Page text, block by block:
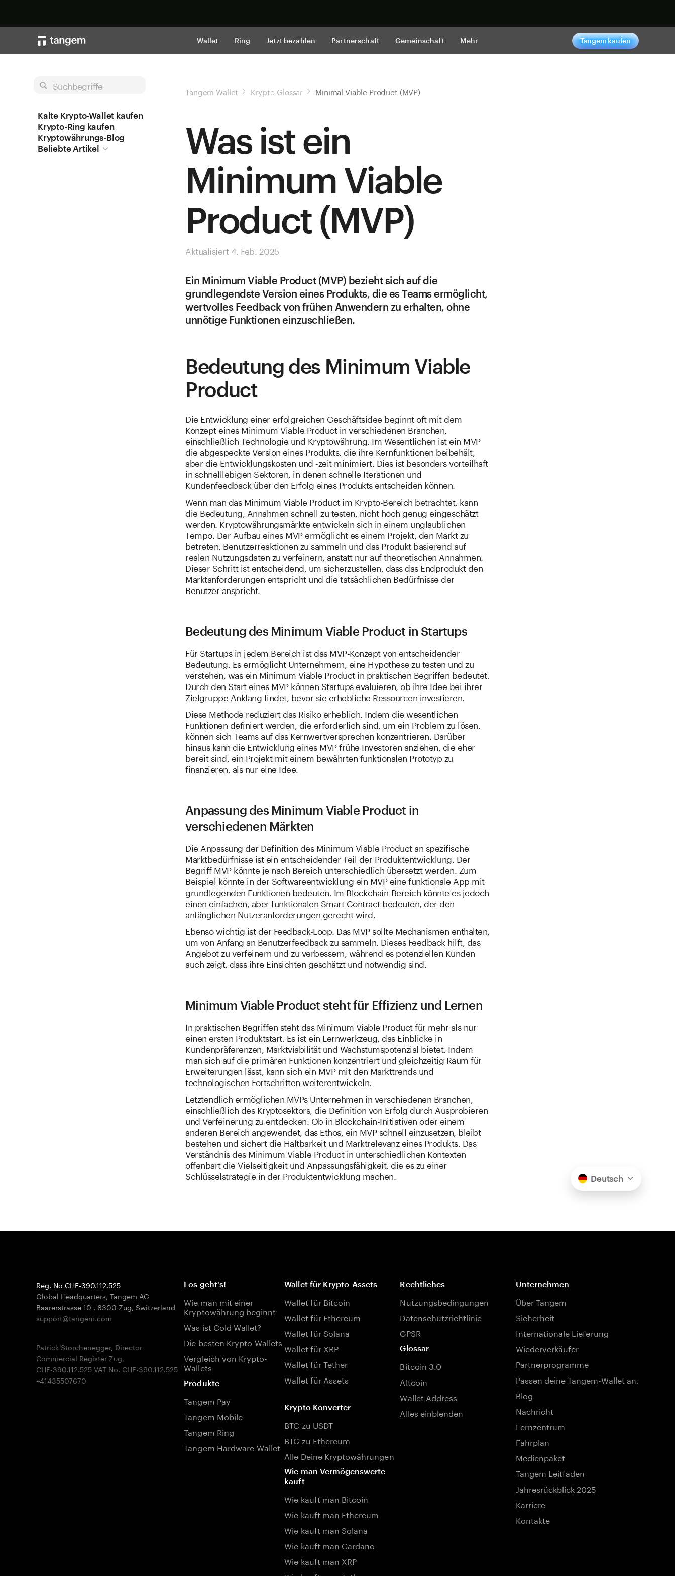
Wallet Ring Jetzt bezahlen Partnerschaft Gemeinschaft Mehr Tangem kaufen
Suchbegriffe
Kalte Krypto-Wallet kaufen
Krypto-Ring kaufen
Kryptowährungs-Blog
Beliebte Artikel
Tangem Wallet Krypto-Glossar Minimal Viable Product (MVP)
Was ist ein
Minimum Viable
Product (MVP)
Aktualisiert 4. Feb. 2025
Ein Minimum Viable Product (MVP) bezieht sich auf die
grundlegendste Version eines Produkts, die es Teams ermöglicht,
wertvolles Feedback von frühen Anwendern zu erhalten, ohne
unnötige Funktionen einzuschließen.
Bedeutung des Minimum Viable
Product
Die Entwicklung einer erfolgreichen Geschäftsidee beginnt oft mit dem
Konzept eines Minimum Viable Product in verschiedenen Branchen,
einschließlich Technologie und Kryptowährung. Im Wesentlichen ist ein MVP
die abgespeckte Version eines Produkts, die ihre Kernfunktionen beibehält,
aber die Entwicklungskosten und -zeit minimiert. Dies ist besonders vorteilhaft
in schnelllebigen Sektoren, in denen schnelle Iterationen und
Kundenfeedback über den Erfolg eines Produkts entscheiden können.
Wenn man das Minimum Viable Product im Krypto-Bereich betrachtet, kann
die Bedeutung, Annahmen schnell zu testen, nicht hoch genug eingeschätzt
werden. Kryptowährungsmärkte entwickeln sich in einem unglaublichen
Tempo. Der Aufbau eines MVP ermöglicht es einem Projekt, den Markt zu
betreten, Benutzerreaktionen zu sammeln und das Produkt basierend auf
realen Nutzungsdaten zu verfeinern, anstatt nur auf theoretischen Annahmen.
Dieser Schritt ist entscheidend, um sicherzustellen, dass das Endprodukt den
Marktanforderungen entspricht und die tatsächlichen Bedürfnisse der
Benutzer anspricht.
Bedeutung des Minimum Viable Product in Startups
Für Startups in jedem Bereich ist das MVP-Konzept von entscheidender
Bedeutung. Es ermöglicht Unternehmern, eine Hypothese zu testen und zu
verstehen, was ein Minimum Viable Product in praktischen Begriffen bedeutet.
Durch den Start eines MVP können Startups evaluieren, ob ihre Idee bei ihrer
Zielgruppe Anklang findet, bevor sie erhebliche Ressourcen investieren.
Diese Methode reduziert das Risiko erheblich. Indem die wesentlichen
Funktionen definiert werden, die erforderlich sind, um ein Problem zu lösen,
können sich Teams auf das Kernwertversprechen konzentrieren. Darüber
hinaus kann die Entwicklung eines MVP frühe Investoren anziehen, die eher
bereit sind, ein Projekt mit einem bewährten funktionalen Prototyp zu
finanzieren, als nur eine Idee.
Anpassung des Minimum Viable Product in
verschiedenen Märkten
Die Anpassung der Definition des Minimum Viable Product an spezifische
Marktbedürfnisse ist ein entscheidender Teil der Produktentwicklung. Der
Begriff MVP könnte je nach Bereich unterschiedlich übersetzt werden. Zum
Beispiel könnte in der Softwareentwicklung ein MVP eine funktionale App mit
grundlegenden Funktionen bedeuten. Im Blockchain-Bereich könnte es jedoch
einen einfachen, aber funktionalen Smart Contract bedeuten, der den
anfänglichen Nutzeranforderungen gerecht wird.
Ebenso wichtig ist der Feedback-Loop. Das MVP sollte Mechanismen enthalten,
um von Anfang an Benutzerfeedback zu sammeln. Dieses Feedback hilft, das
Angebot zu verfeinern und zu verbessern, während es potenziellen Kunden
auch zeigt, dass ihre Einsichten geschätzt und notwendig sind.
Minimum Viable Product steht für Effizienz und Lernen
In praktischen Begriffen steht das Minimum Viable Product für mehr als nur
einen ersten Produktstart. Es ist ein Lernwerkzeug, das Einblicke in
Kundenpräferenzen, Marktviabilität und Wachstumspotenzial bietet. Indem
man sich auf die primären Funktionen konzentriert und gleichzeitig Raum für
Erweiterungen lässt, kann sich ein MVP mit den Markttrends und
technologischen Fortschritten weiterentwickeln.
Letztendlich ermöglichen MVPs Unternehmen in verschiedenen Branchen,
einschließlich des Kryptosektors, die Definition von Erfolg durch Ausprobieren
und Verfeinerung zu entdecken. Ob in Blockchain-Initiativen oder einem
anderen Bereich angewendet, das Ethos, ein MVP schnell einzusetzen, bleibt
bestehen und sichert die Haltbarkeit und Marktrelevanz eines Produkts. Das
Verständnis des Minimum Viable Product in unterschiedlichen Kontexten
offenbart die Vielseitigkeit und Anpassungsfähigkeit, die es zu einer
Schlüsselstrategie in der Produktentwicklung machen.
Deutsch
Reg. No CHE-390.112.525
Global Headquarters, Tangem AG
Baarerstrasse 10 , 6300 Zug, Switzerland
support@tangem.com
Patrick Storchenegger, Director
Commercial Register Zug,
CHE-390.112.525 VAT No. CHE-390.112.525
Los geht's!
Wie man mit einer
Kryptowährung beginnt
Was ist Cold Wallet?
Die besten Krypto-Wallets
Vergleich von Krypto-
Wallets
Produkte
Tangem Pay
Tangem Mobile
Tangem Ring
Tangem Hardware-Wallet
Wallet für Krypto-Assets
Wallet für Bitcoin
Wallet für Ethereum
Wallet für Solana
Wallet für XRP
Wallet für Tether
Wallet für Assets
Krypto Konverter
BTC zu USDT
BTC zu Ethereum
Alle Deine Kryptowährungen
Wie man Vermögenswerte
kauft
Wie kauft man Bitcoin
Wie kauft man Ethereum
Wie kauft man Solana
Wie kauft man Cardano
Wie kauft man XRP
Rechtliches
Nutzungsbedingungen
Datenschutzrichtlinie
GPSR
Glossar
Bitcoin 3.0
Altcoin
Wallet Address
Alles einblenden
Unternehmen
Über Tangem
Sicherheit
Internationale Lieferung
Wiederverkäufer
Partnerprogramme
Passen deine Tangem-Wallet an.
Blog
Nachricht
Lernzentrum
Fahrplan
Medienpaket
Tangem Leitfaden
Jahresrückblick 2025
Karriere
Kontakte